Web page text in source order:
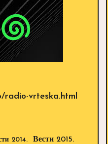
radio-vrteska.html
2014.
Вести 2015.